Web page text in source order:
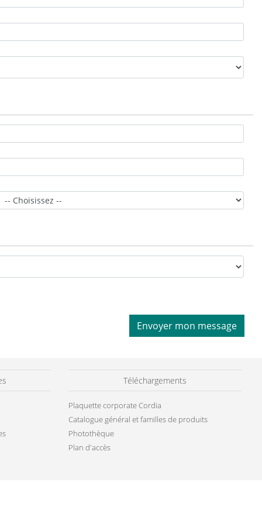
Envoyer mon message
Téléchargements
Plaquette corporate Cordia
Catalogue général et familles de produits
Photothèque
Plan d'accès